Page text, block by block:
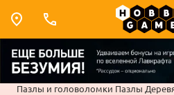
Пазлы и головоломки Пазлы